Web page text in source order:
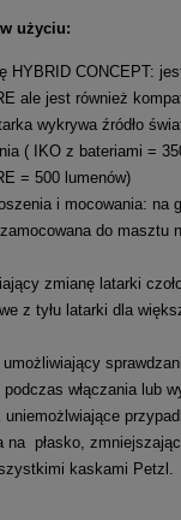
użyciu:
HYBRID CONCEPT:
ale jest również
wykrywa źródło
( IKO z bateriami =
= 500 lumenów)
i mocowania: na
do masztu
zmianę latarki
z tyłu latarki dla
włączania lub
na płasko,
kaskami Petzl.